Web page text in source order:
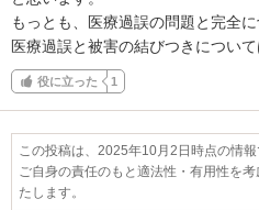
もっとも、医療過誤の問題と完全
医療過誤と被害の結びつきについて
役に立った 1
この投稿は、2025年10月2日時点の情報
ご自身の責任のもと適法性・有用性を
たします。